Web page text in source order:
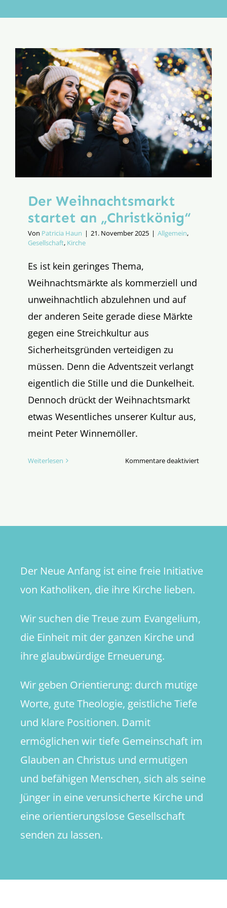
Aktion
Der Weihnachtsmarkt
startet an „Christkönig“
Von Patricia Haun | 21. November 2025 | Allgemein,
Gesellschaft, Kirche
Es ist kein geringes Thema,
Weihnachtsmärkte als kommerziell und
unweihnachtlich abzulehnen und auf
der anderen Seite gerade diese Märkte
gegen eine Streichkultur aus
Sicherheitsgründen verteidigen zu
müssen. Denn die Adventszeit verlangt
eigentlich die Stille und die Dunkelheit.
Dennoch drückt der Weihnachtsmarkt
etwas Wesentliches unserer Kultur aus,
meint Peter Winnemöller.
Weiterlesen Kommentare deaktiviertfür
Der Neue Anfang ist eine freie Initiative
von Katholiken, die ihre Kirche lieben.
Wir suchen die Treue zum Evangelium,
die Einheit mit der ganzen Kirche und
ihre glaubwürdige Erneuerung.
Wir geben Orientierung: durch mutige
Worte, gute Theologie, geistliche Tiefe
und klare Positionen. Damit
ermöglichen wir tiefe Gemeinschaft im
Glauben an Christus und ermutigen
und befähigen Menschen, sich als seine
Jünger in eine verunsicherte Kirche und
eine orientierungslose Gesellschaft
senden zu lassen.